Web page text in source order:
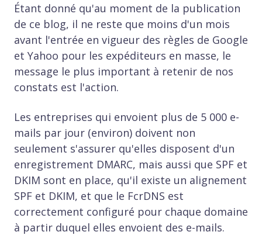
Étant donné qu'au moment de la publication
de ce blog, il ne reste que moins d'un mois
avant l'entrée en vigueur des règles de Google
et Yahoo pour les expéditeurs en masse, le
message le plus important à retenir de nos
constats est l'action.
Les entreprises qui envoient plus de 5 000 e-
mails par jour (environ) doivent non
seulement s'assurer qu'elles disposent d'un
enregistrement DMARC, mais aussi que SPF et
DKIM sont en place, qu'il existe un alignement
SPF et DKIM, et que le FcrDNS est
correctement configuré pour chaque domaine
à partir duquel elles envoient des e-mails.